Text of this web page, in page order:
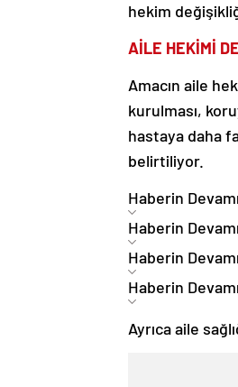
hekim
AİLE HEKİMİ
Amacın aile
kurulması,
hastaya daha
belirtiliyor.
Haberin Devamı
Haberin Devamı
Haberin Devamı
Haberin Devamı
Ayrıca aile